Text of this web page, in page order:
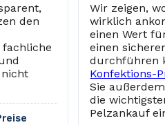
den
nicht
Wir zeigen,
wirklich
einen Wert
einen
durchführen
Konfektions-
Sie
die
Pelzankauf